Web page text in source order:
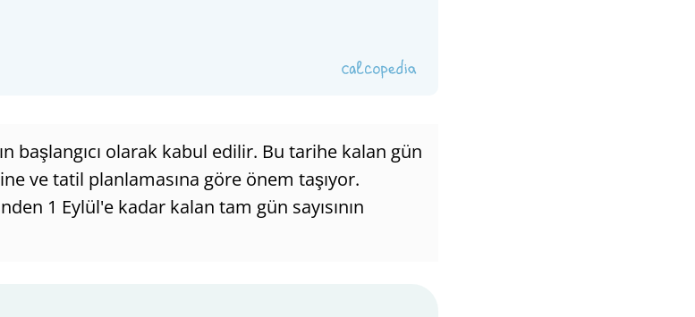
başlangıcı olarak kabul edilir. Bu tarihe kalan gün
ve tatil planlamasına göre önem taşıyor.
1 Eylül'e kadar kalan tam gün sayısının